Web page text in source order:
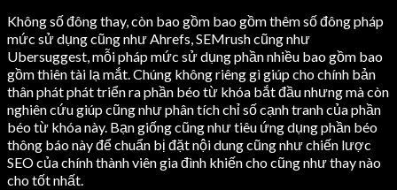
Không số đông thay, còn bao gồm bao gồm thêm số đông pháp
mức sử dụng cũng như Ahrefs, SEMrush cũng như
Ubersuggest, mỗi pháp mức sử dụng phần nhiều bao gồm bao
gồm thiên tài lạ mắt. Chúng không riêng gì giúp cho chính bản
thân phát phát triển ra phần béo từ khóa bắt đầu nhưng mà còn
nghiên cứu giúp cũng như phân tích chỉ số cạnh tranh của phần
béo từ khóa này. Bạn giống cũng như tiêu ứng dụng phần béo
thông báo này để chuẩn bị đặt nội dung cũng như chiến lược
SEO của chính thành viên gia đình khiến cho cũng như thay nào
cho tốt nhất.